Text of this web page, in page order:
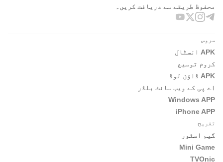
محفوظ طریقے سے دریافت کریں۔
سروس
APK انسٹال
کروم توسیع
APK ڈاؤن لوڈ
اے پی کے ویب سائٹ بلڈر
Windows APP
iPhone APP
تفریح
گیم اسٹور
Mini Game
TVOnic